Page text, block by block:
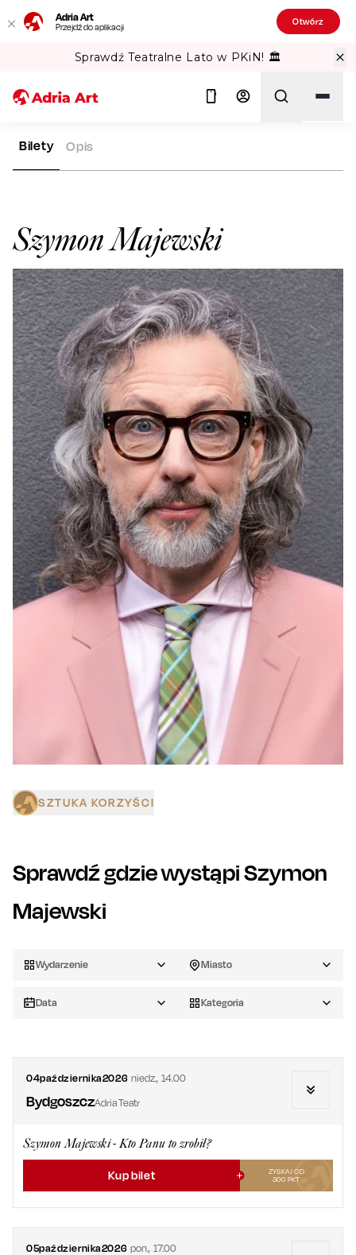
Adria Art
Przejdź do aplikacji Otwórz
Sprawdź Teatralne Lato w PKiN! 🏛️
ADRIA ART
Szymon Majewski
Bilety Opis
SZTUKA KORZYŚCI
Sprawdź gdzie wystąpiSzymon
Majewski
Wydarzenie Miasto
Data Kategoria
04października2026 niedz.,14.00
BydgoszczAdria Teatr
Szymon Majewski - Kto Panu to zrobił?
Kup bilet
ZYSKAJ OD
300 PKT
05października2026 pon.,17.00